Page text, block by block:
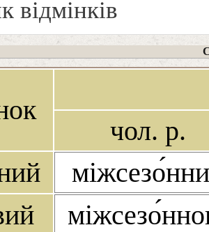
відмінків
чол. р.